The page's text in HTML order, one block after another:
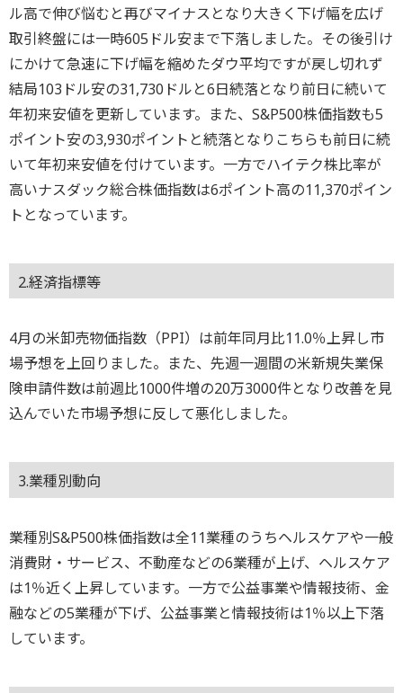
ル高で伸び悩むと再びマイナスとなり大きく下げ幅を広げ
取引終盤には一時605ドル安まで下落しました。その後引け
にかけて急速に下げ幅を縮めたダウ平均ですが戻し切れず
結局103ドル安の31,730ドルと6日続落となり前日に続いて
年初来安値を更新しています。また、S&P500株価指数も5
ポイント安の3,930ポイントと続落となりこちらも前日に続
いて年初来安値を付けています。一方でハイテク株比率が
高いナスダック総合株価指数は6ポイント高の11,370ポイン
トとなっています。
2.経済指標等
4月の米卸売物価指数（PPI）は前年同月比11.0％上昇し市
場予想を上回りました。また、先週一週間の米新規失業保
険申請件数は前週比1000件増の20万3000件となり改善を見
込んでいた市場予想に反して悪化しました。
3.業種別動向
業種別S&P500株価指数は全11業種のうちヘルスケアや一般
消費財・サービス、不動産などの6業種が上げ、ヘルスケア
は1％近く上昇しています。一方で公益事業や情報技術、金
融などの5業種が下げ、公益事業と情報技術は1％以上下落
しています。